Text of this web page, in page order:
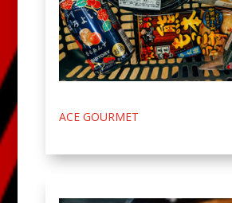
ACE GOURMET